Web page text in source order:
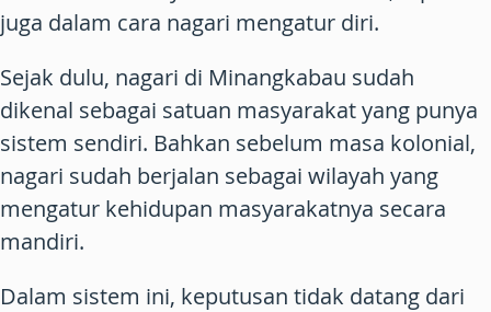
juga dalam cara nagari mengatur diri.
Sejak dulu, nagari di Minangkabau sudah
dikenal sebagai satuan masyarakat yang punya
sistem sendiri. Bahkan sebelum masa kolonial,
nagari sudah berjalan sebagai wilayah yang
mengatur kehidupan masyarakatnya secara
mandiri.
Dalam sistem ini, keputusan tidak datang dari